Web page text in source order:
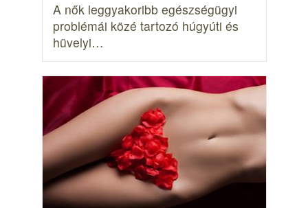
A nők leggyakoribb egészségügyi
problémái közé tartozó húgyúti és
hüvelyi…